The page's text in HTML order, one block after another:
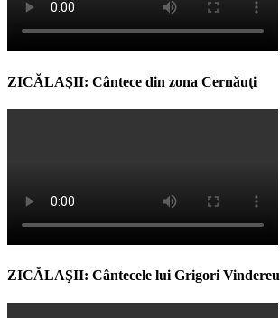
ZICĂLAŞII: Cântece din zona Cernăuţi
ZICĂLAŞII: Cântecele lui Grigori Vindereu